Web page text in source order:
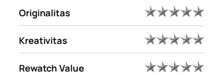
Originalitas
Kreativitas
Rewatch Value